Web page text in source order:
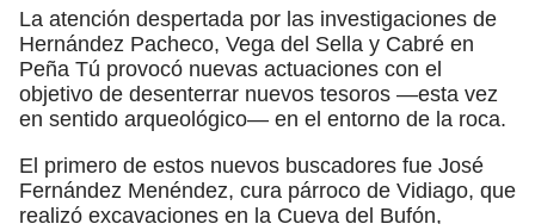
La atención despertada por las investigaciones de
Hernández Pacheco, Vega del Sella y Cabré en
Peña Tú provocó nuevas actuaciones con el
objetivo de desenterrar nuevos tesoros —esta vez
en sentido arqueológico— en el entorno de la roca.
El primero de estos nuevos buscadores fue José
Fernández Menéndez, cura párroco de Vidiago, que
realizó excavaciones en la Cueva del Bufón,